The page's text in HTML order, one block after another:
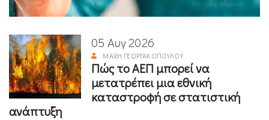
05 Αυγ 2026
ΜΆΧΗ ΓΕΩΡΓΑΚΟΠΟΎΛΟΥ
Πώς το ΑΕΠ μπορεί να
μετατρέπει μια εθνική
καταστροφή σε στατιστική
ανάπτυξη